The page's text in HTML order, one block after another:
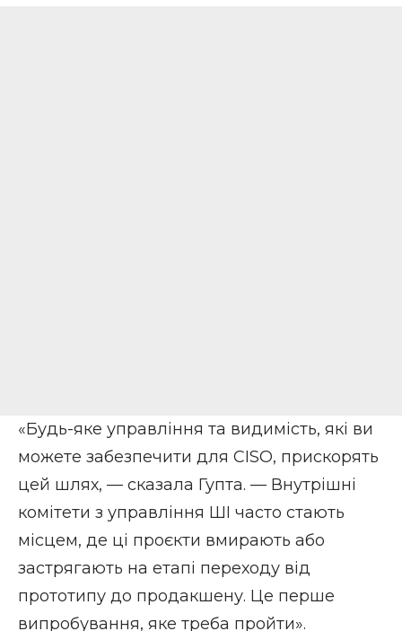
«Будь-яке управління та видимість, які ви
можете забезпечити для CISO, прискорять
цей шлях, — сказала Гупта. — Внутрішні
комітети з управління ШІ часто стають
місцем, де ці проєкти вмирають або
застрягають на етапі переходу від
прототипу до продакшену. Це перше
випробування, яке треба пройти».